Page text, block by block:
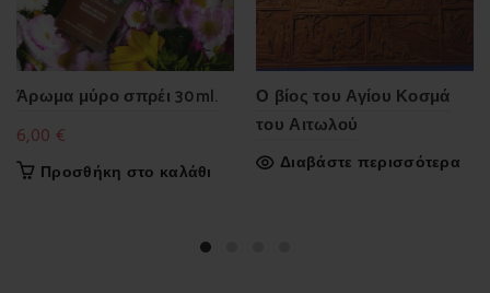
Άρωμα μύρο σπρέι 30ml.
6,00 €
Προσθήκη στο καλάθι
Ο βίος του Αγίου Κοσμά
του Αιτωλού
Διαβάστε περισσότερα